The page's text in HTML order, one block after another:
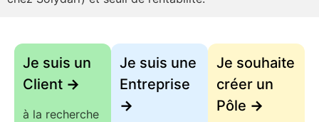
Je suis un
Client ->
à la recherche
Je suis une
Entreprise
->
Je souhaite
créer un
Pôle ->